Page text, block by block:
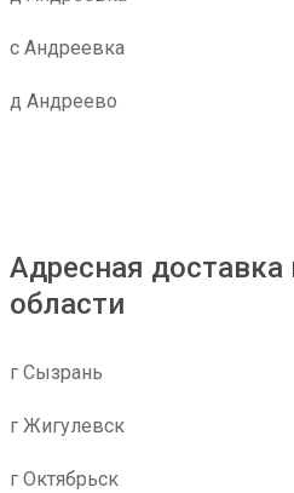
с Андреевка
д Андреево
Адресная доставка
области
г Сызрань
г Жигулевск
г Октябрьск